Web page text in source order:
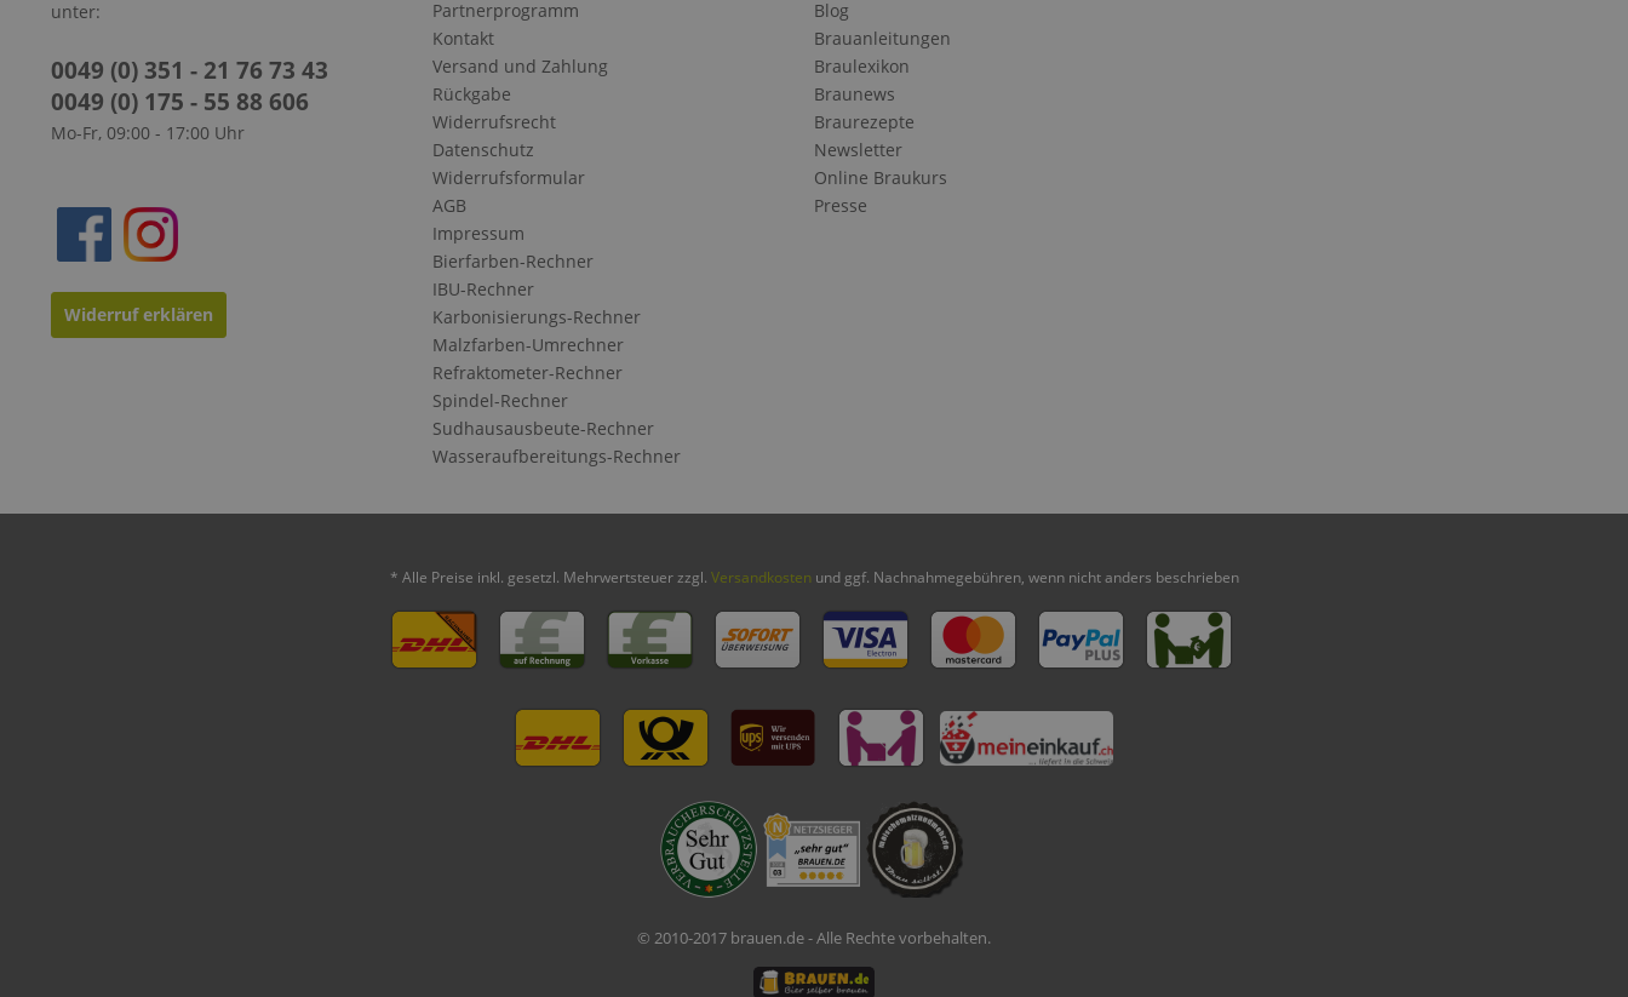
unter:
0049 (0) 351 - 21 76 73 43
0049 (0) 175 - 55 88 606
Mo-Fr, 09:00 - 17:00 Uhr
Widerruf erklären
Partnerprogramm
Kontakt
Versand und Zahlung
Rückgabe
Widerrufsrecht
Datenschutz
Widerrufsformular
AGB
Impressum
Bierfarben-Rechner
IBU-Rechner
Karbonisierungs-Rechner
Malzfarben-Umrechner
Refraktometer-Rechner
Spindel-Rechner
Sudhausausbeute-Rechner
Wasseraufbereitungs-Rechner
Blog
Brauanleitungen
Braulexikon
Braunews
Braurezepte
Newsletter
Online Braukurs
Presse
* Alle Preise inkl. gesetzl. Mehrwertsteuer zzgl. Versandkosten und ggf. Nachnahmegebühren, wenn nicht anders beschrieben
© 2010-2017 brauen.de - Alle Rechte vorbehalten.